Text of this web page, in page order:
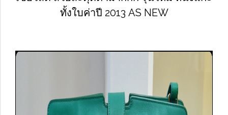
ทั้งใบค่าปี 2013 AS NEW